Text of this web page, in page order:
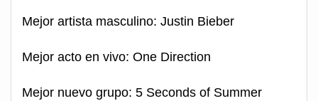
Mejor artista masculino: Justin Bieber
Mejor acto en vivo: One Direction
Mejor nuevo grupo: 5 Seconds of Summer